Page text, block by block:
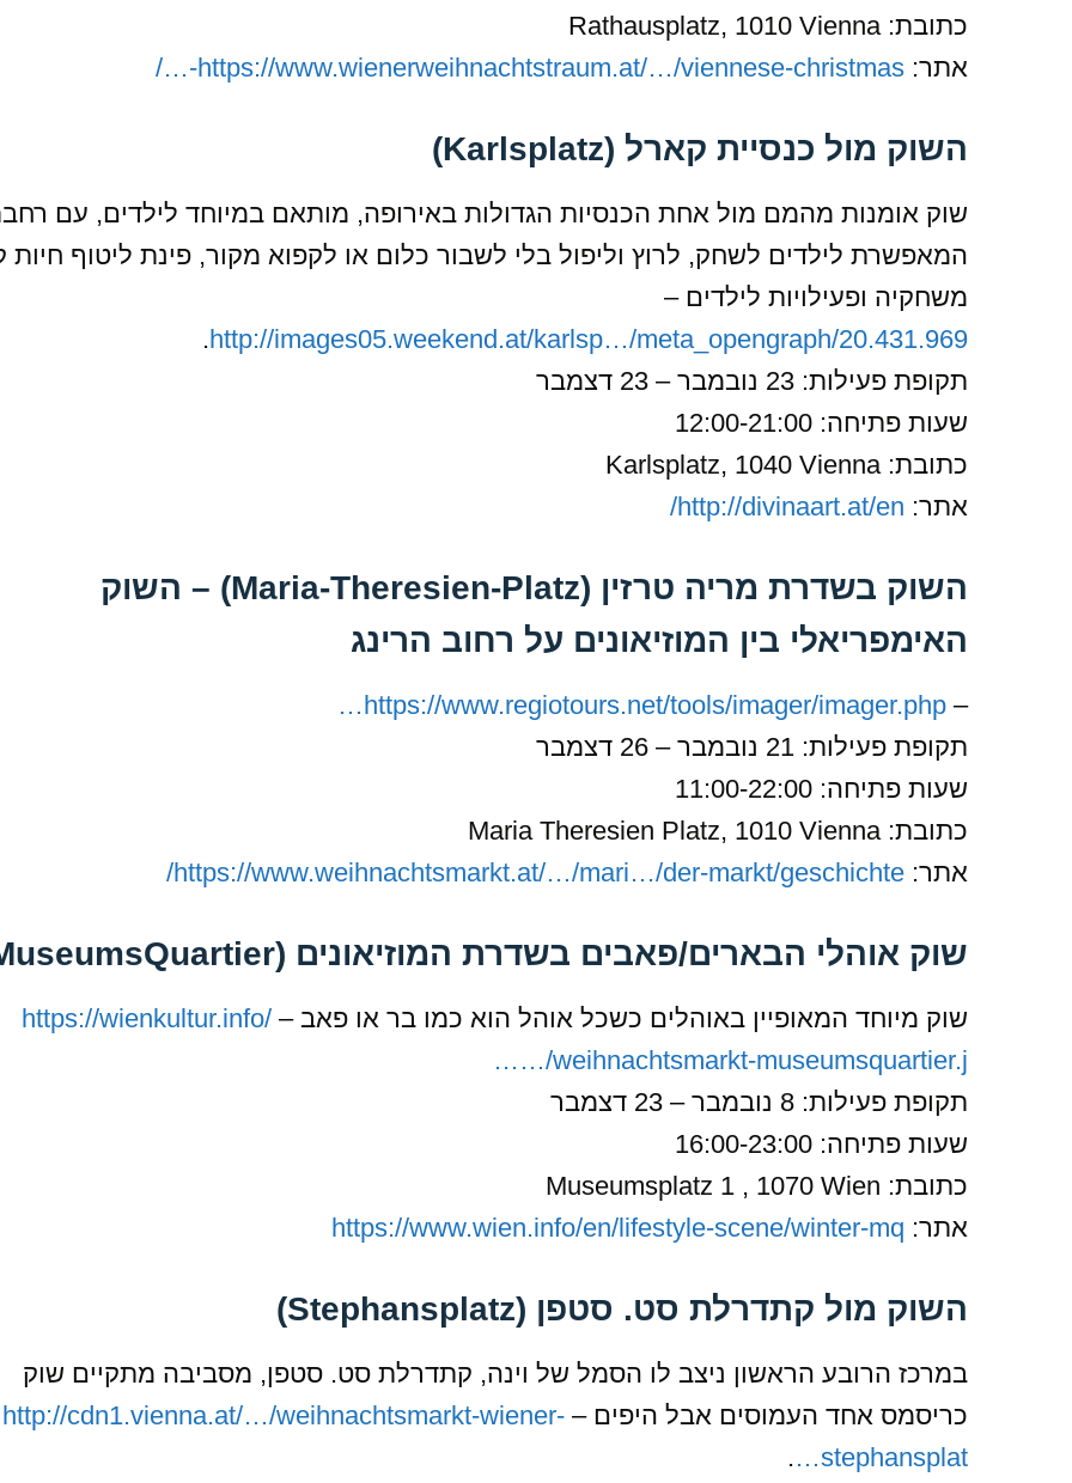
כתובת: Rathausplatz, 1010 Vienna
אתר: https://www.wienerweihnachtstraum.at/…/viennese-christmas-…/
השוק מול כנסיית קארל (Karlsplatz)
שוק אומנות מהמם מול אחת הכנסיות הגדולות באירופה, מותאם במיוחד לילדים, עם
המאפשרת לילדים לשחק, לרוץ וליפול בלי לשבור כלום או לקפוא מקור, פינת ליטוף חיות
משחקיה ופעילויות לילדים –
http://images05.weekend.at/karlsp…/meta_opengraph/20.431.969
.
תקופת פעילות: 23 נובמבר – 23 דצמבר
שעות פתיחה: 12:00-21:00
כתובת: Karlsplatz, 1040 Vienna
אתר: http://divinaart.at/en/
השוק בשדרת מריה טרזין (Maria-Theresien-Platz) – השוק
האימפריאלי בין המוזיאונים על רחוב הרינג
–
https://www.regiotours.net/tools/imager/imager.php…
תקופת פעילות: 21 נובמבר – 26 דצמבר
שעות פתיחה: 11:00-22:00
כתובת: Maria Theresien Platz, 1010 Vienna
אתר: https://www.weihnachtsmarkt.at/…/mari…/der-markt/geschichte/
שוק אוהלי הבארים/פאבים בשדרת המוזיאונים (MuseumsQuartier)
שוק מיוחד המאופיין באוהלים כשכל אוהל הוא כמו בר או פאב – https://wienkultur.info/
…/weihnachtsmarkt-museumsquartier.j…
תקופת פעילות: 8 נובמבר – 23 דצמבר
שעות פתיחה: 16:00-23:00
כתובת: Museumsplatz 1 , 1070 Wien
אתר: https://www.wien.info/en/lifestyle-scene/winter-mq
השוק מול קתדרלת סט. סטפן (Stephansplatz)
במרכז הרובע הראשון ניצב לו הסמל של וינה, קתדרלת סט. סטפן, מסביבה מתקיים שוק
כריסמס אחד העמוסים אבל היפים – http://cdn1.vienna.at/…/weihnachtsmarkt-wiener-
stephansplat…
.